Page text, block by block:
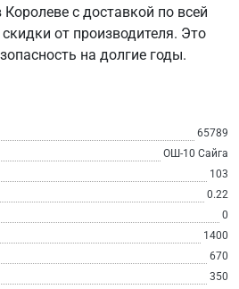
с доставкой по всей
от производителя. Это
на долгие годы.
65789
ОШ-10 Сайга
103
0.22
0
1400
670
350